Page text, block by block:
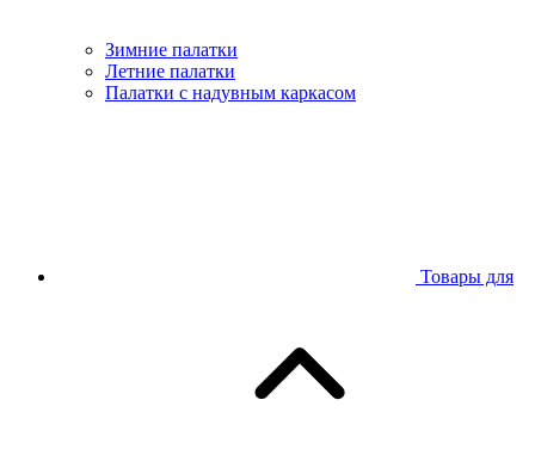
Зимние палатки
Летние палатки
Палатки с надувным каркасом
Товары для